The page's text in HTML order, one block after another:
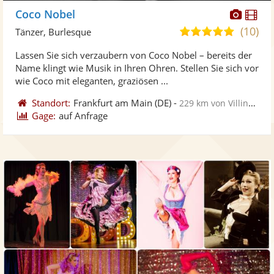
Fotos
Coco Nobel
5,0
5
(10)
Tänzer, Burlesque
Lassen Sie sich verzaubern von Coco Nobel – bereits der
Name klingt wie Musik in Ihren Ohren. Stellen Sie sich vor
wie Coco mit eleganten, graziösen ...
Standort: Frankfurt am Main (DE) - 229 km von Villingen-Schwenningen
Gage: auf Anfrage